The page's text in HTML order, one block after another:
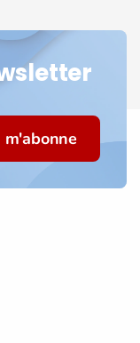
m'abonne